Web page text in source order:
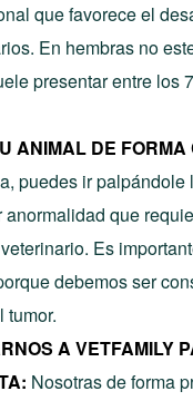
que favorece el
En hembras no
presentar entre los
ANIMAL DE FORMA
puedes ir palpándole
anormalidad que
Es
debemos ser
tumor.
A VETFAMILY
Nosotras de forma